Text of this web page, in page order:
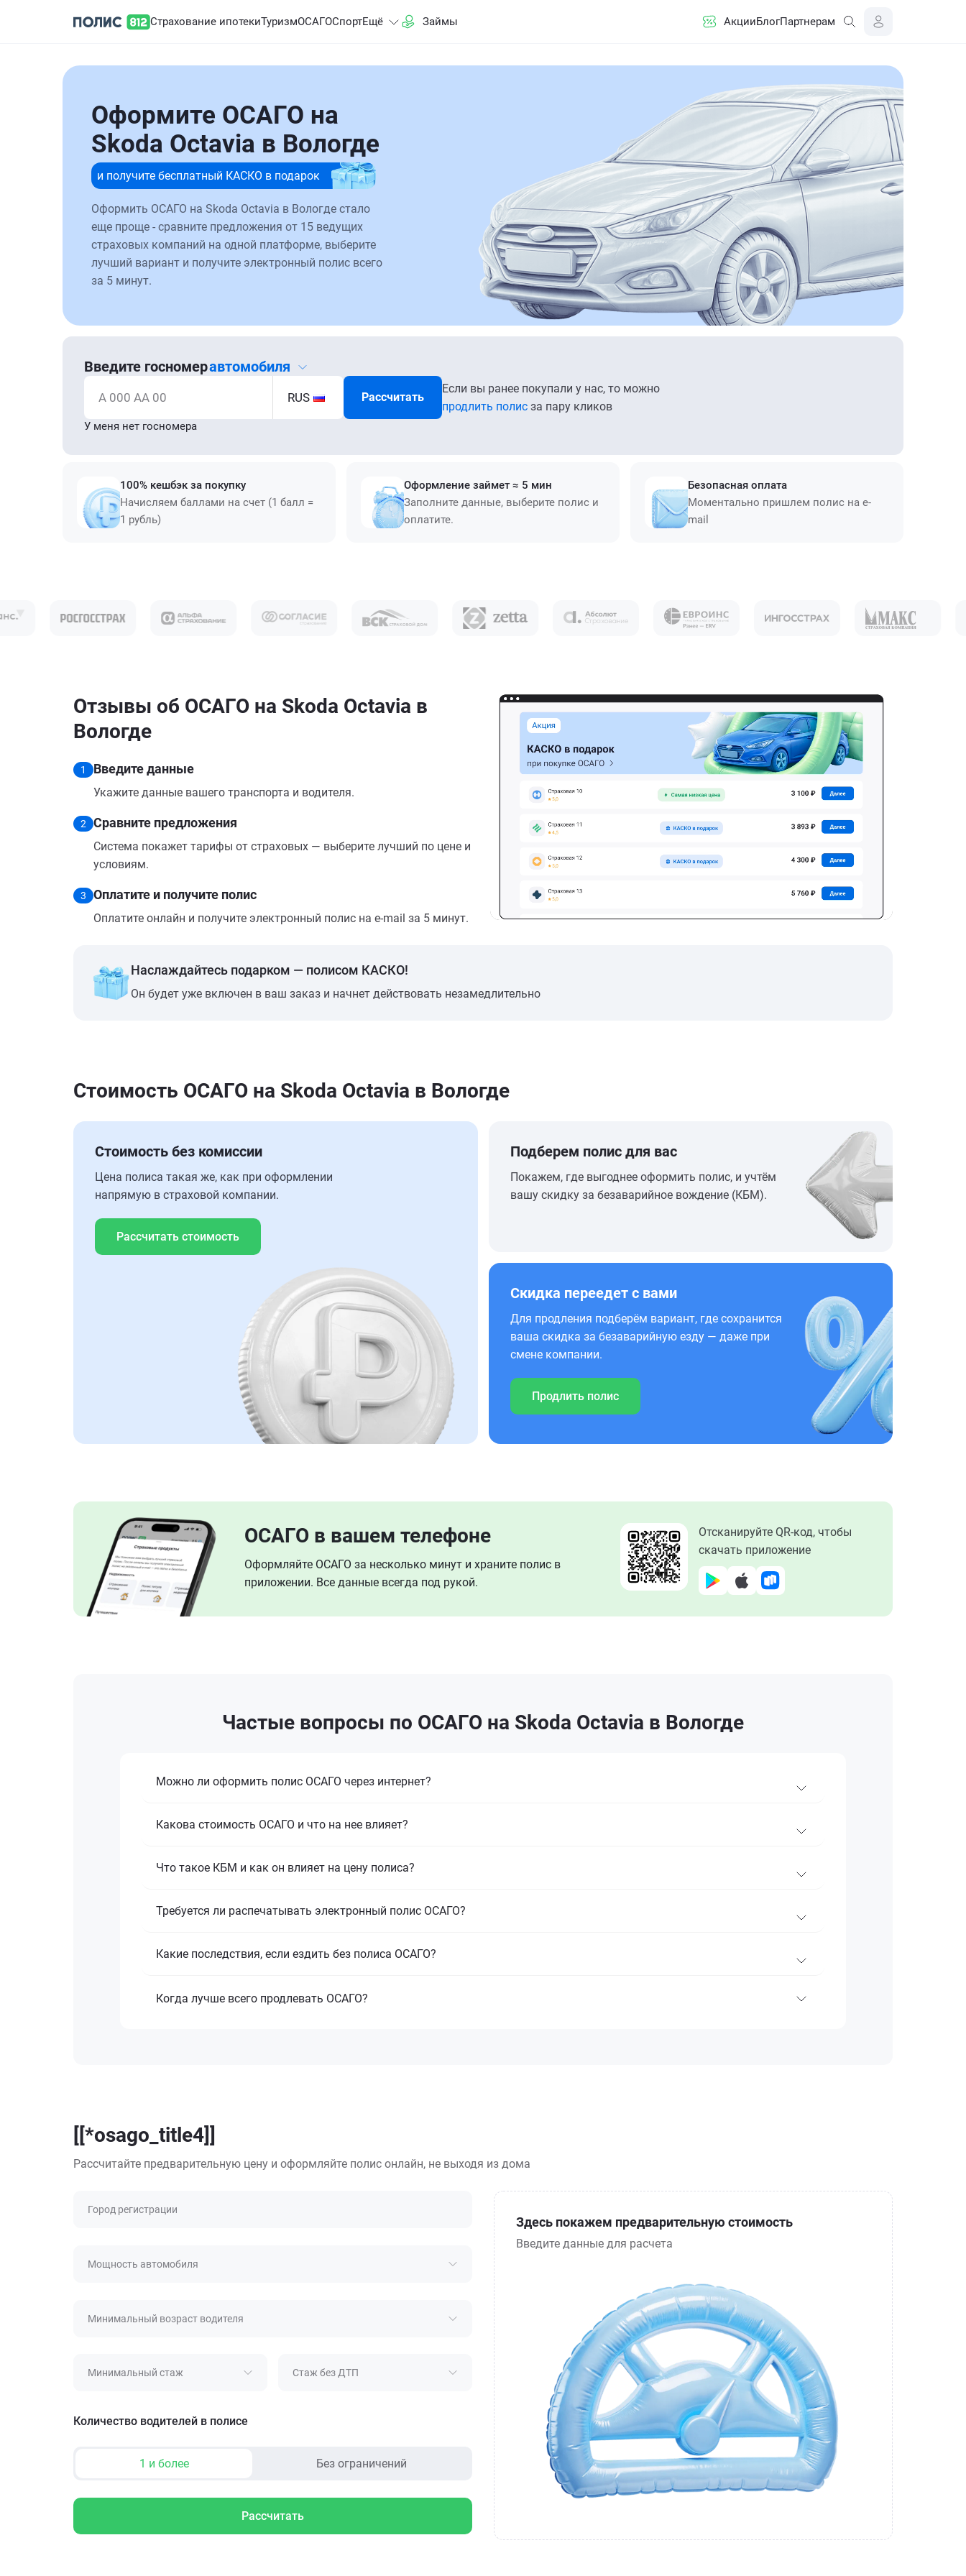
Страхование ипотекиТуризмОСАГОСпортЕщё Займы АкцииБлогПартнерам
Оформите ОСАГО на
Skoda Octavia в Вологде
и получите бесплатный КАСКО в подарок
Оформить ОСАГО на Skoda Octavia в Вологде стало
еще проще - сравните предложения от 15 ведущих
страховых компаний на одной платформе, выберите
лучший вариант и получите электронный полис всего
за 5 минут.
Введите госномеравтомобиля
А 000 АА 00 RUS Рассчитать
Если вы ранее покупали у нас, то можно
продлить полис за пару кликов
У меня нет госномера
100% кешбэк за покупку
Начисляем баллами на счет (1 балл =
1 рубль)
Оформление займет ≈ 5 мин
Заполните данные, выберите полис и
оплатите.
Безопасная оплата
Моментально пришлем полис на e-
mail
Отзывы об ОСАГО на Skoda Octavia в
Вологде
1 Введите данные
Укажите данные вашего транспорта и водителя.
2 Сравните предложения
Система покажет тарифы от страховых — выберите лучший по цене и
условиям.
3 Оплатите и получите полис
Оплатите онлайн и получите электронный полис на e-mail за 5 минут.
Наслаждайтесь подарком — полисом КАСКО!
Он будет уже включен в ваш заказ и начнет действовать незамедлительно
Стоимость ОСАГО на Skoda Octavia в Вологде
Стоимость без комиссии
Цена полиса такая же, как при оформлении
напрямую в страховой компании.
Рассчитать стоимость
Подберем полис для вас
Покажем, где выгоднее оформить полис, и учтём
вашу скидку за безаварийное вождение (КБМ).
Скидка переедет с вами
Для продления подберём вариант, где сохранится
ваша скидка за безаварийную езду — даже при
смене компании.
Продлить полис
ОСАГО в вашем телефоне
Оформляйте ОСАГО за несколько минут и храните полис в
приложении. Все данные всегда под рукой.
Отсканируйте QR-код, чтобы
скачать приложение
Частые вопросы по ОСАГО на Skoda Octavia в Вологде
Можно ли оформить полис ОСАГО через интернет?
Какова стоимость ОСАГО и что на нее влияет?
Что такое КБМ и как он влияет на цену полиса?
Требуется ли распечатывать электронный полис ОСАГО?
Какие последствия, если ездить без полиса ОСАГО?
Когда лучше всего продлевать ОСАГО?
[[*osago_title4]]
Рассчитайте предварительную цену и оформляйте полис онлайн, не выходя из дома
Город регистрации
Мощность автомобиля
Минимальный возраст водителя
Минимальный стаж Стаж без ДТП
Количество водителей в полисе
1 и более Без ограничений
Рассчитать
Здесь покажем предварительную стоимость
Введите данные для расчета